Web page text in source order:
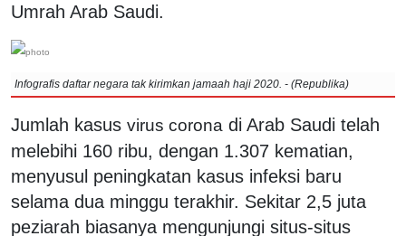
Umrah Arab Saudi.
Infografis daftar negara tak kirimkan jamaah haji 2020. - (Republika)
Jumlah kasus virus corona di Arab Saudi telah
melebihi 160 ribu, dengan 1.307 kematian,
menyusul peningkatan kasus infeksi baru
selama dua minggu terakhir. Sekitar 2,5 juta
peziarah biasanya mengunjungi situs-situs